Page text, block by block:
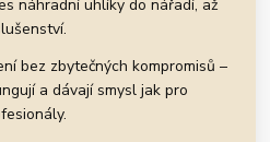
náhradní uhlíky do nářadí, až
bez zbytečných kompromisů –
a dávají smysl jak pro